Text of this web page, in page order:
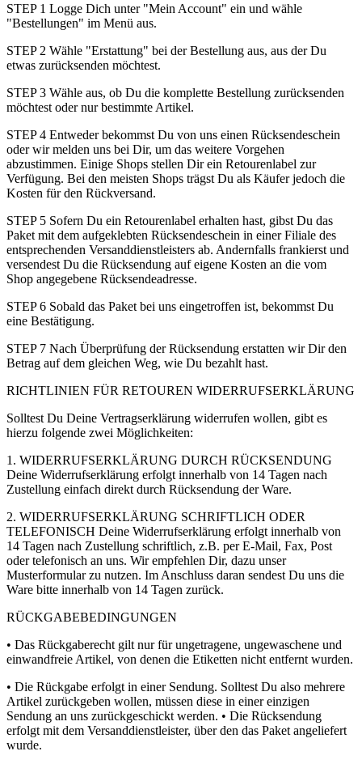
STEP 1 Logge Dich unter "Mein Account" ein und wähle
"Bestellungen" im Menü aus.
STEP 2 Wähle "Erstattung" bei der Bestellung aus, aus der Du
etwas zurücksenden möchtest.
STEP 3 Wähle aus, ob Du die komplette Bestellung zurücksenden
möchtest oder nur bestimmte Artikel.
STEP 4 Entweder bekommst Du von uns einen Rücksendeschein
oder wir melden uns bei Dir, um das weitere Vorgehen
abzustimmen. Einige Shops stellen Dir ein Retourenlabel zur
Verfügung. Bei den meisten Shops trägst Du als Käufer jedoch die
Kosten für den Rückversand.
STEP 5 Sofern Du ein Retourenlabel erhalten hast, gibst Du das
Paket mit dem aufgeklebten Rücksendeschein in einer Filiale des
entsprechenden Versanddienstleisters ab. Andernfalls frankierst und
versendest Du die Rücksendung auf eigene Kosten an die vom
Shop angegebene Rücksendeadresse.
STEP 6 Sobald das Paket bei uns eingetroffen ist, bekommst Du
eine Bestätigung.
STEP 7 Nach Überprüfung der Rücksendung erstatten wir Dir den
Betrag auf dem gleichen Weg, wie Du bezahlt hast.
RICHTLINIEN FÜR RETOUREN WIDERRUFSERKLÄRUNG
Solltest Du Deine Vertragserklärung widerrufen wollen, gibt es
hierzu folgende zwei Möglichkeiten:
1. WIDERRUFSERKLÄRUNG DURCH RÜCKSENDUNG
Deine Widerrufserklärung erfolgt innerhalb von 14 Tagen nach
Zustellung einfach direkt durch Rücksendung der Ware.
2. WIDERRUFSERKLÄRUNG SCHRIFTLICH ODER
TELEFONISCH Deine Widerrufserklärung erfolgt innerhalb von
14 Tagen nach Zustellung schriftlich, z.B. per E-Mail, Fax, Post
oder telefonisch an uns. Wir empfehlen Dir, dazu unser
Musterformular zu nutzen. Im Anschluss daran sendest Du uns die
Ware bitte innerhalb von 14 Tagen zurück.
RÜCKGABEBEDINGUNGEN
• Das Rückgaberecht gilt nur für ungetragene, ungewaschene und
einwandfreie Artikel, von denen die Etiketten nicht entfernt wurden.
• Die Rückgabe erfolgt in einer Sendung. Solltest Du also mehrere
Artikel zurückgeben wollen, müssen diese in einer einzigen
Sendung an uns zurückgeschickt werden. • Die Rücksendung
erfolgt mit dem Versanddienstleister, über den das Paket angeliefert
wurde.